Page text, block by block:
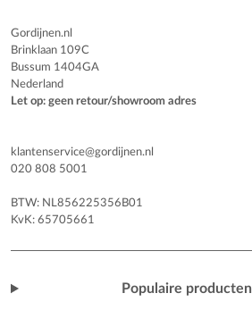
Gordijnen.nl
Brinklaan 109C
Bussum 1404GA
Nederland
Let op: geen retour/showroom adres
klantenservice@gordijnen.nl
020 808 5001
BTW: NL856225356B01
KvK: 65705661
Populaire producten